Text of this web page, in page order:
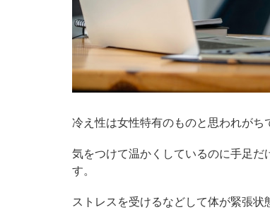
冷え性は女性特有のものと思われがち
気をつけて温かくしているのに手足
す。
ストレスを受けるなどして体が緊張状